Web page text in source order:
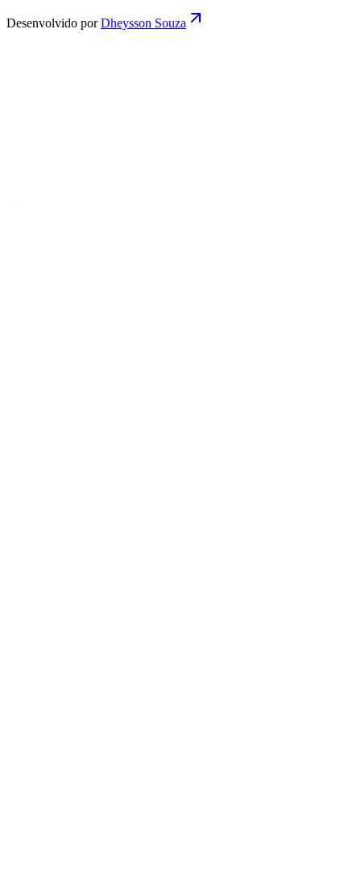
Desenvolvido por Dheysson Souza